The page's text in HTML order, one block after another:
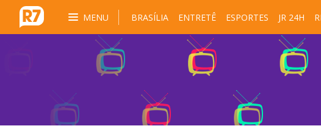
MENU BRASÍLIA ENTRETÊ ESPORTES JR 24H